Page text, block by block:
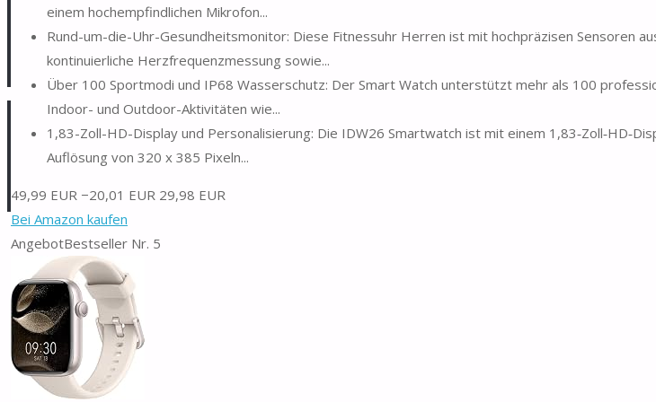
einem hochempfindlichen Mikrofon...
Rund-um-die-Uhr-Gesundheitsmonitor: Diese Fitnessuhr Herren ist mit hochpräzisen Sensoren
kontinuierliche Herzfrequenzmessung sowie...
Über 100 Sportmodi und IP68 Wasserschutz: Der Smart Watch unterstützt mehr als 100
Indoor- und Outdoor-Aktivitäten wie...
1,83-Zoll-HD-Display und Personalisierung: Die IDW26 Smartwatch ist mit einem
Auflösung von 320 x 385 Pixeln...
49,99 EUR −20,01 EUR 29,98 EUR
Bei Amazon kaufen
AngebotBestseller Nr. 5